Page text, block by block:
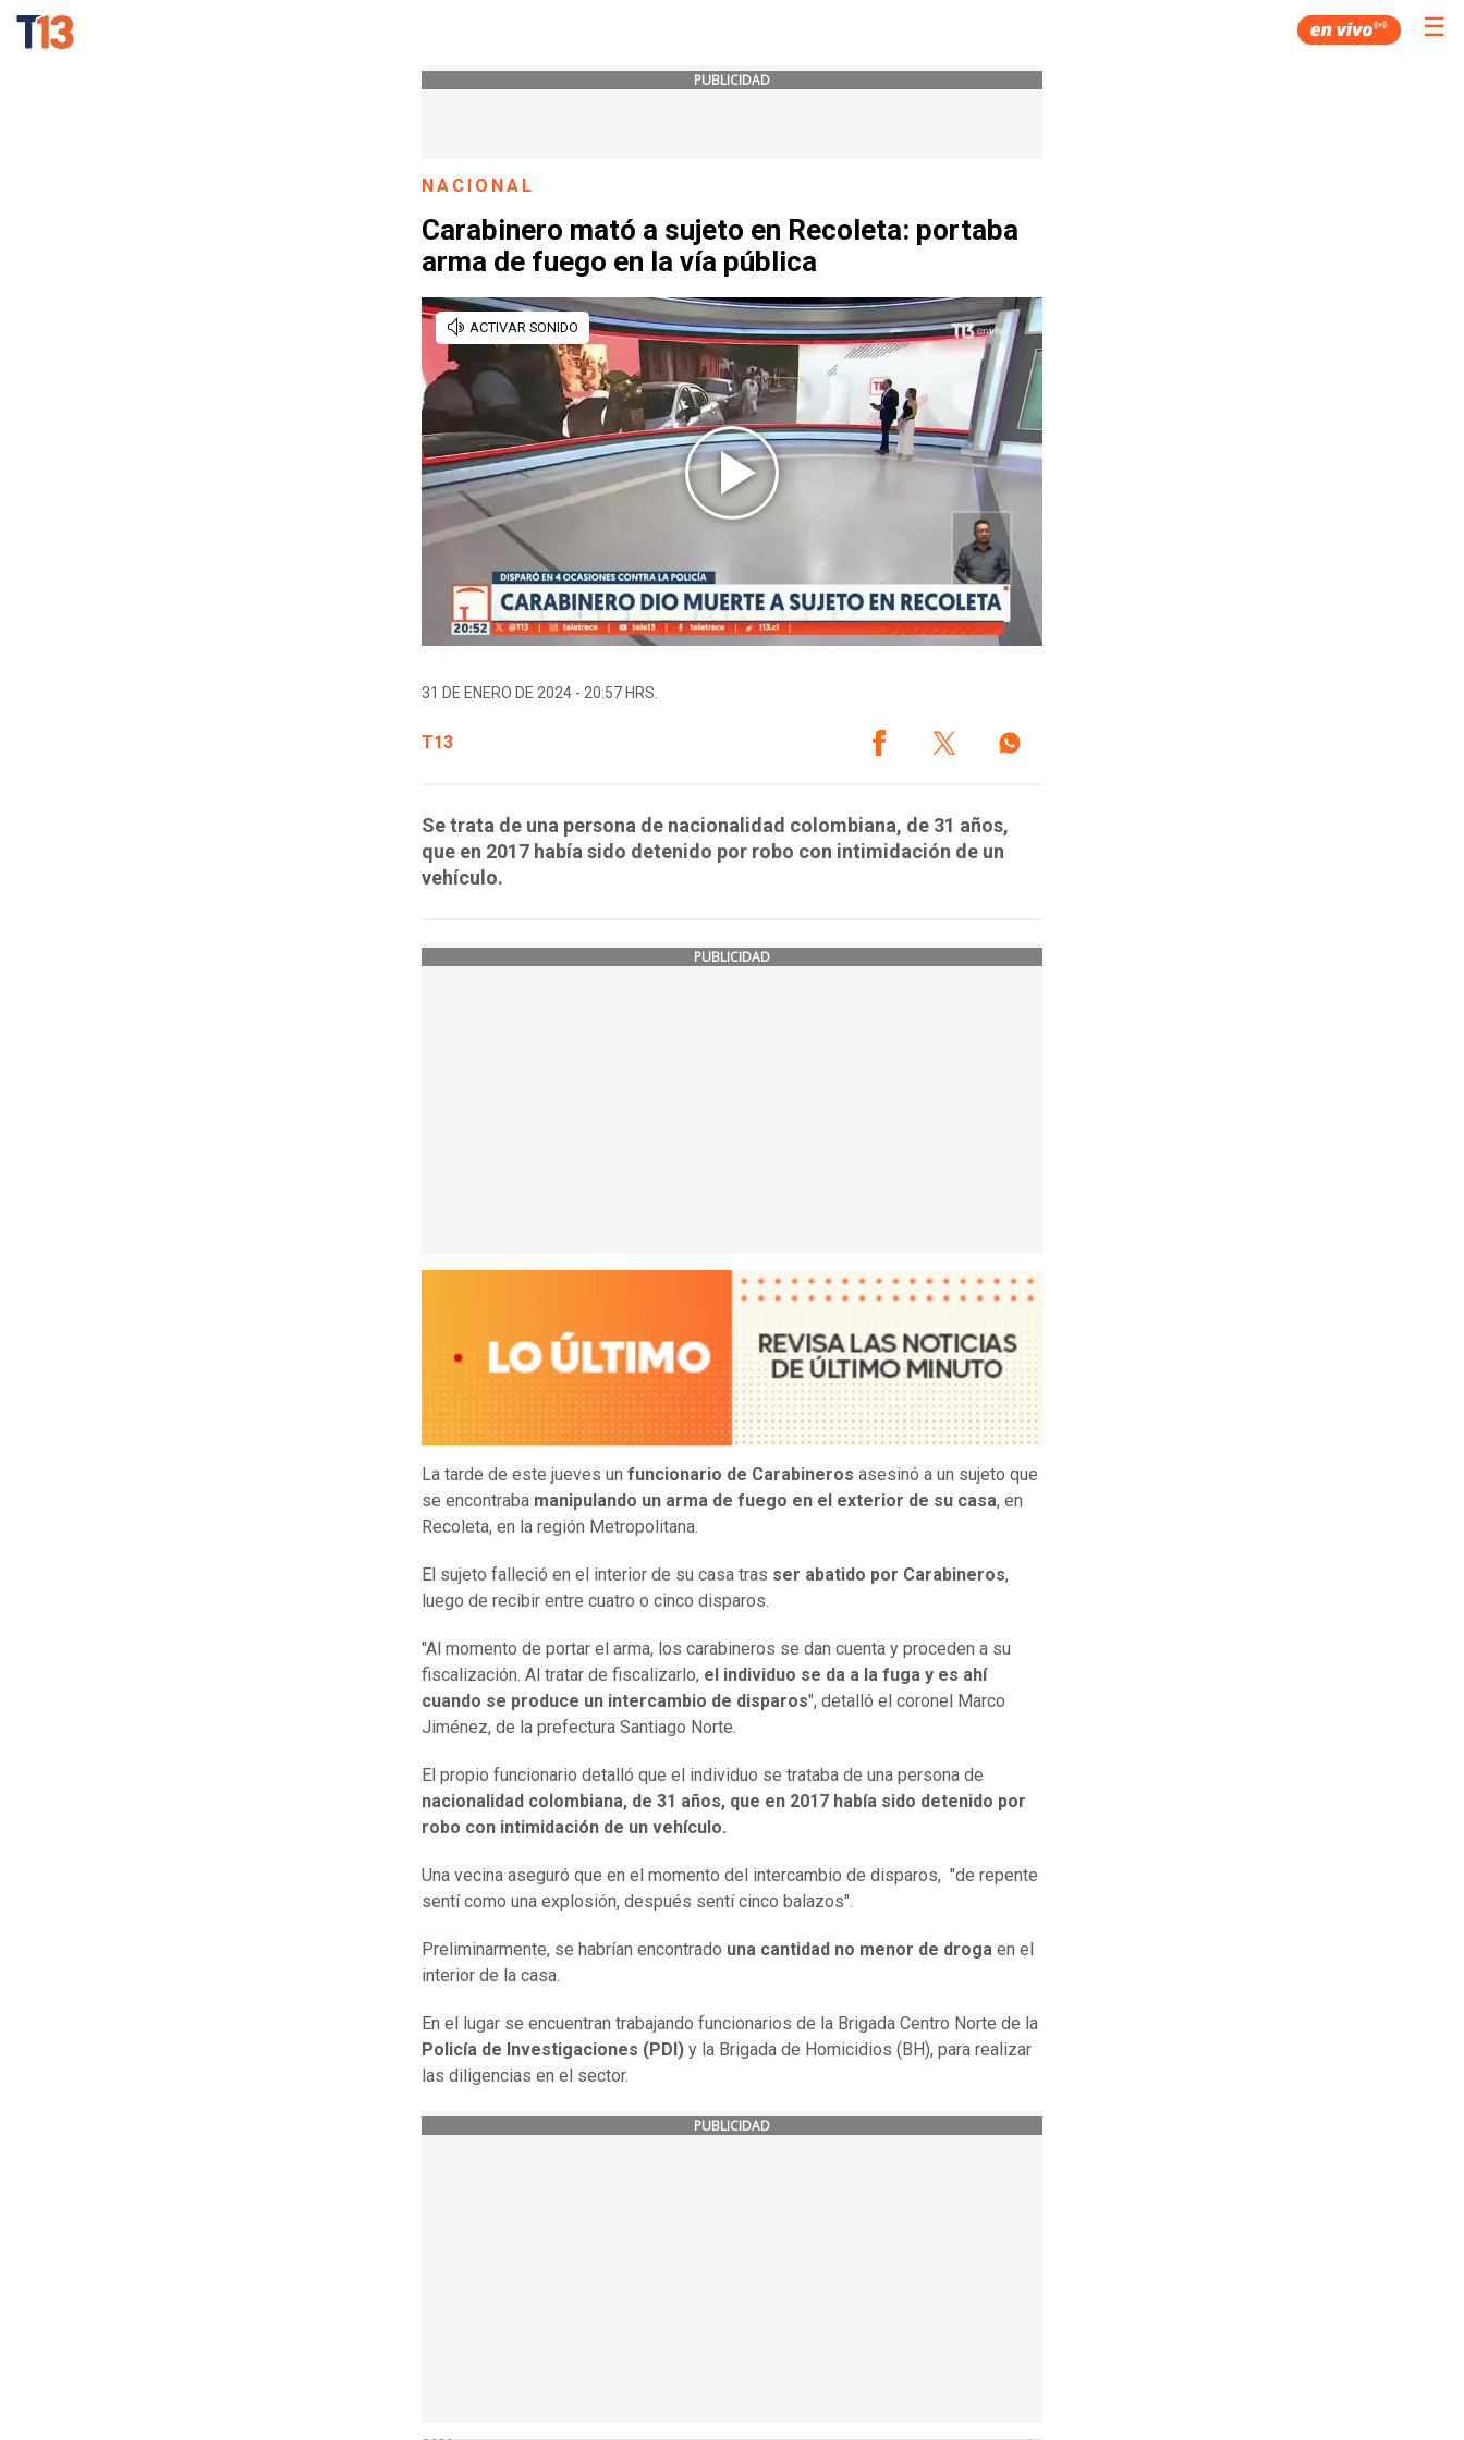
☰
PUBLICIDAD
NACIONAL
Carabinero mató a sujeto en Recoleta: portaba
arma de fuego en la vía pública
31 DE ENERO DE 2024 - 20:57 HRS.
T13
Se trata de una persona de nacionalidad colombiana, de 31 años,
que en 2017 había sido detenido por robo con intimidación de un
vehículo.
PUBLICIDAD
La tarde de este jueves un funcionario de Carabineros asesinó a un sujeto que
se encontraba manipulando un arma de fuego en el exterior de su casa, en
Recoleta, en la región Metropolitana.
El sujeto falleció en el interior de su casa tras ser abatido por Carabineros,
luego de recibir entre cuatro o cinco disparos.
"Al momento de portar el arma, los carabineros se dan cuenta y proceden a su
fiscalización. Al tratar de fiscalizarlo, el individuo se da a la fuga y es ahí
cuando se produce un intercambio de disparos", detalló el coronel Marco
Jiménez, de la prefectura Santiago Norte.
El propio funcionario detalló que el individuo se trataba de una persona de
nacionalidad colombiana, de 31 años, que en 2017 había sido detenido por
robo con intimidación de un vehículo.
Una vecina aseguró que en el momento del intercambio de disparos, "de repente
sentí como una explosión, después sentí cinco balazos".
Preliminarmente, se habrían encontrado una cantidad no menor de droga en el
interior de la casa.
En el lugar se encuentran trabajando funcionarios de la Brigada Centro Norte de la
Policía de Investigaciones (PDI) y la Brigada de Homicidios (BH), para realizar
las diligencias en el sector.
PUBLICIDAD